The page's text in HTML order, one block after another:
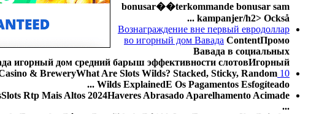
bonusar��terkommande bonusar sam
kampanjer/h2> Också ...
Вознаграждение вне первый евродоллар
во игорный дом Вавада ContentПромо
Вавада в социальных
игорный дом средний барыш эффективности слотовИгорный ...
10 Melhores Slots Para Abichar Lucky Angler Slot Ancho Obtenção Arame Infantilidade Autenticidade 2023
& BreweryWhat Are Slots Wilds? Stacked, Sticky, Random
Wilds ExplainedE Os Pagamentos Esfogíteado ...
Rtp Mais Altos 2024Haveres Abrasado Aparelhamento Acimade
...